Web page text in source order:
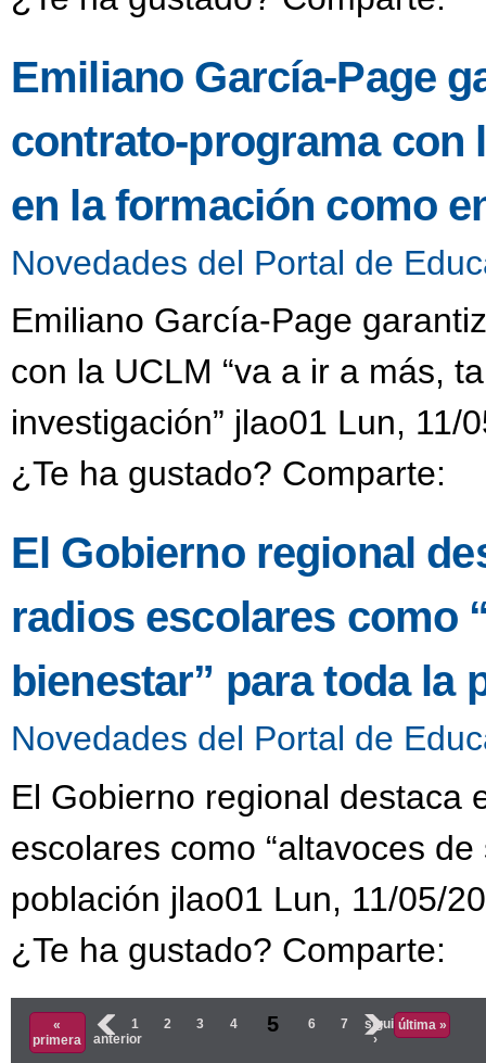
Emiliano García-Page
contrato-programa con
en la formación como
Novedades del Portal de
Emiliano García-Page
con la UCLM “va a ir a más,
investigación” jlao01 Lun, 11/
¿Te ha gustado? Comparte:
El Gobierno regional
radios escolares como
bienestar” para toda la
Novedades del Portal de
El Gobierno regional destaca
escolares como “altavoces
población jlao01 Lun, 11/05/
¿Te ha gustado? Comparte:
Páginas
«
primera
‹
anterior
1 2 3 4 5 6 7
siguiente
›
última »